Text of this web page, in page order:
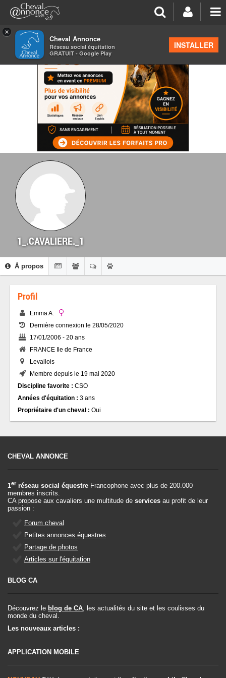
×
Cheval Annonce
Réseau social équitation
GRATUIT - Google Play
INSTALLER
1_.CAVALIERE._1
À propos
Profil
Emma A.
Dernière connexion le 28/05/2020
17/01/2006 - 20 ans
FRANCE Ile de France
Levallois
Membre depuis le 19 mai 2020
Discipline favorite : CSO
Années d'équitation : 3 ans
Propriétaire d'un cheval : Oui
CHEVAL ANNONCE
1er réseau social équestre Francophone avec plus de 200.000
membres inscrits.
CA propose aux cavaliers une multitude de services au profit de leur
passion :
Forum cheval
Petites annonces équestres
Partage de photos
Articles sur l'équitation
BLOG CA
Découvrez le blog de CA, les actualités du site et les coulisses du
monde du cheval.
Les nouveaux articles :
APPLICATION MOBILE